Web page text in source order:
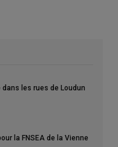
les rues de Loudun
la FNSEA de la Vienne